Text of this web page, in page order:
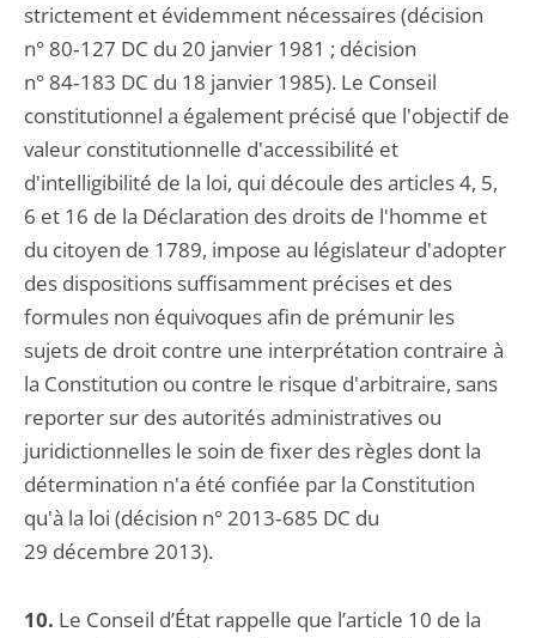
strictement et évidemment nécessaires (décision
n° 80‑127 DC du 20 janvier 1981 ; décision
n° 84‑183 DC du 18 janvier 1985). Le Conseil
constitutionnel a également précisé que l'objectif de
valeur constitutionnelle d'accessibilité et
d'intelligibilité de la loi, qui découle des articles 4, 5,
6 et 16 de la Déclaration des droits de l'homme et
du citoyen de 1789, impose au législateur d'adopter
des dispositions suffisamment précises et des
formules non équivoques afin de prémunir les
sujets de droit contre une interprétation contraire à
la Constitution ou contre le risque d'arbitraire, sans
reporter sur des autorités administratives ou
juridictionnelles le soin de fixer des règles dont la
détermination n'a été confiée par la Constitution
qu'à la loi (décision n° 2013‑685 DC du
29 décembre 2013).
10. Le Conseil d’État rappelle que l’article 10 de la